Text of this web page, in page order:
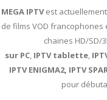
MEGA IPTVest
de films VOD
chaines HD/SD/
sur PC, IPTVtablette,
IPTV ENIGMA2, IPTV
pour